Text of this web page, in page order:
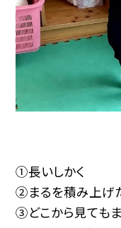
①長いしかく
②まるを積み上げ
③どこから見てもま